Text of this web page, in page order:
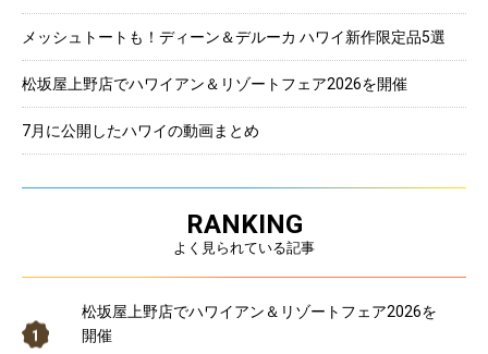
メッシュトートも！ディーン＆デルーカ ハワイ新作限定品5選
松坂屋上野店でハワイアン＆リゾートフェア2026を開催
7月に公開したハワイの動画まとめ
RANKING
よく見られている記事
松坂屋上野店でハワイアン＆リゾートフェア2026を
開催